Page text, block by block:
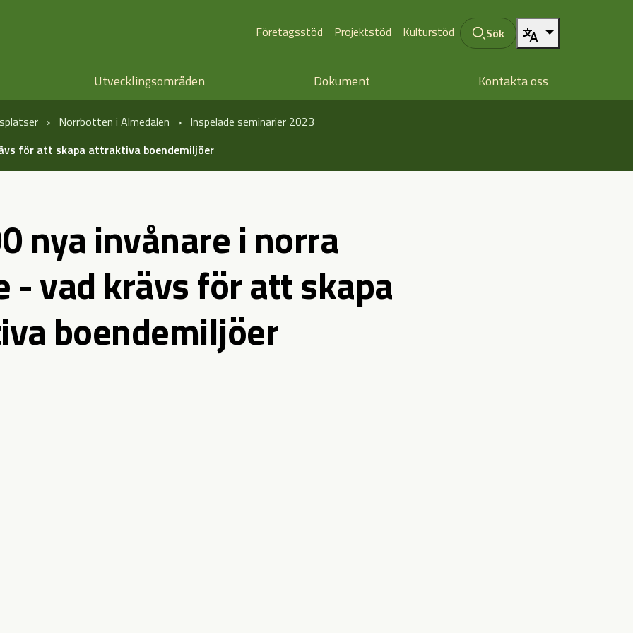
Företagsstöd Projektstöd Kulturstöd Sök
Utvecklingsområden Dokument Kontakta oss
Norrbotten i Almedalen
Inspelade seminarier 2023
för att skapa attraktiva boendemiljöer
nya invånare i norra
- vad krävs för att skapa
boendemiljöer